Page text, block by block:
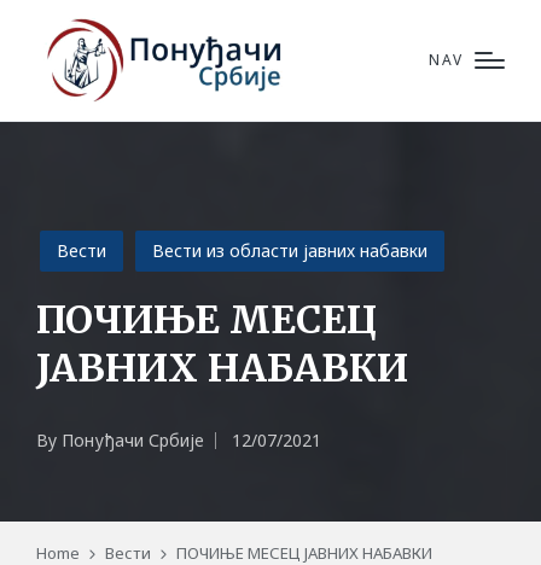
NAV
Posted
in
Вести Вести из области јавних набавки
ПОЧИЊЕ МЕСЕЦ
ЈАВНИХ НАБАВКИ
Posted
By Понуђачи Србије 12/07/2021
Home Вести ПОЧИЊЕ МЕСЕЦ ЈАВНИХ НАБАВКИ